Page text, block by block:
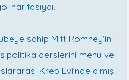
haritasıydı.
sahip Mitt Romney'in
politika derslerini menü ve
Krep Evi'nde almış